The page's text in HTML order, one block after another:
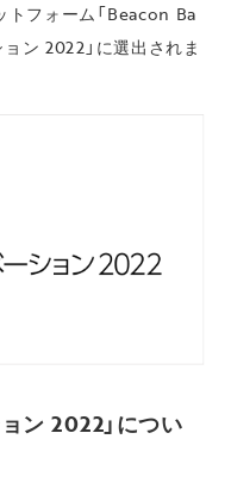
フォーム「Beacon Ba
ン 2022」に選出されま
ン 2022」につい